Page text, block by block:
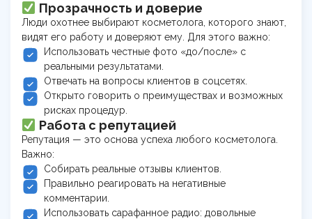
Прозрачность и доверие
Люди охотнее выбирают косметолога, которого знают,
видят его работу и доверяют ему. Для этого важно:
Использовать честные фото «до/после» с
реальными результатами.
Отвечать на вопросы клиентов в соцсетях.
Открыто говорить о преимуществах и возможных
рисках процедур.
Работа с репутацией
Репутация — это основа успеха любого косметолога.
Важно:
Собирать реальные отзывы клиентов.
Правильно реагировать на негативные
комментарии.
Использовать сарафанное радио: довольные